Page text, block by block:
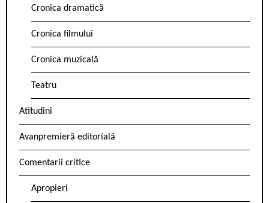
Cronica dramatică
Cronica filmului
Cronica muzicală
Teatru
Atitudini
Avanpremieră editorială
Comentarii critice
Apropieri